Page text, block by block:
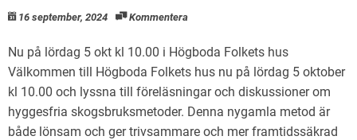
16 september, 2024 Kommentera
Nu på lördag 5 okt kl 10.00 i Högboda Folkets hus
Välkommen till Högboda Folkets hus nu på lördag 5 oktober
kl 10.00 och lyssna till föreläsningar och diskussioner om
hyggesfria skogsbruksmetoder. Denna nygamla metod är
både lönsam och ger trivsammare och mer framtidssäkrad